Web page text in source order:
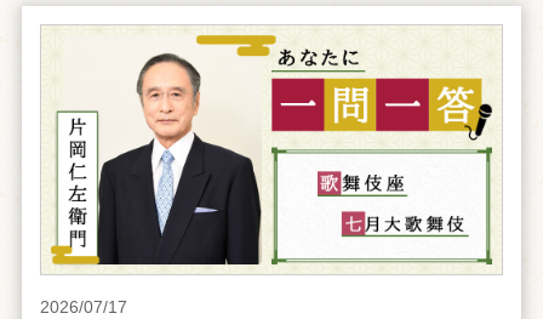
2026/07/17